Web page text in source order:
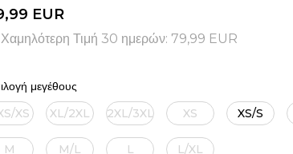
EUR
Χαμηλότερη Τιμή 30 ημερών: 79,99 EUR
μεγέθους
XS
XL/2XL 2XL/3XL XS XS/S
M M/L L L/XL